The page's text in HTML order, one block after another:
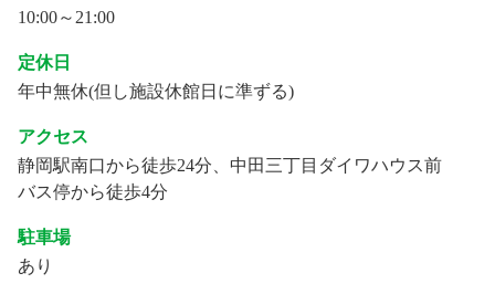
10:00～21:00
定休日
年中無休(但し施設休館日に準ずる)
アクセス
静岡駅南口から徒歩24分、中田三丁目ダイワハウス前
バス停から徒歩4分
駐車場
あり